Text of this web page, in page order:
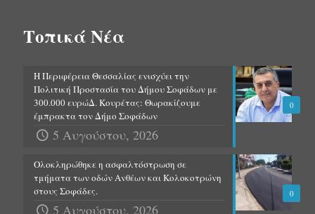
Τοπικά Νέα
0
Η Περιφέρεια Θεσσαλίας ενισχύει την
Πολιτική Προστασία του Δήμου Σοφάδων με
300.000 ευρώΔ. Κουρέτας: Θωρακίζουμε
έμπρακτα τον Δήμο Σοφάδων
5 Αυγούστου, 2026
0
Ολοκληρώθηκε η ασφαλτόστρωση σε
τμήματα των οδών Ανθέων και Κολοκοτρώνη
στους Σοφάδες.
5 Αυγούστου, 2026